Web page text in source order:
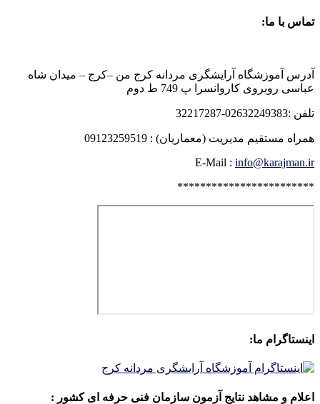
تماس با ما:
آدرس آموزشگاه آرایشگری مردانه کرج من –کرج – میدان شاه
عباسی روبروی کاروانسرا پ 749 ط دوم
تلفن :02632249383-32217287
همراه مستقیم مدیریت (معماریان) : 09123259519
E-Mail : info@karajman.ir
************************
اینستاگرام ما:
اعلام و مشاهد نتایج آزمون سازمان فنی حرفه ای کشور :